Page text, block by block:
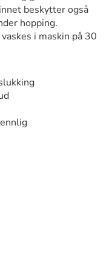
beskytter også
hopping.
i maskin på 30